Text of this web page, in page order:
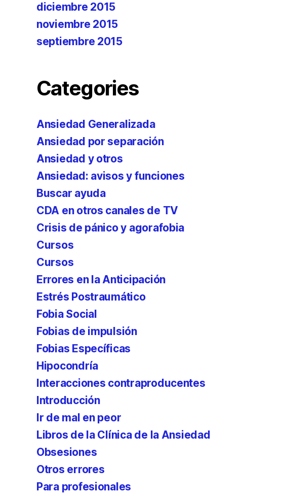
diciembre 2015
noviembre 2015
septiembre 2015
Categories
Ansiedad Generalizada
Ansiedad por separación
Ansiedad y otros
Ansiedad: avisos y funciones
Buscar ayuda
CDA en otros canales de TV
Crisis de pánico y agorafobia
Cursos
Cursos
Errores en la Anticipación
Estrés Postraumático
Fobia Social
Fobias de impulsión
Fobias Específicas
Hipocondría
Interacciones contraproducentes
Introducción
Ir de mal en peor
Libros de la Clínica de la Ansiedad
Obsesiones
Otros errores
Para profesionales